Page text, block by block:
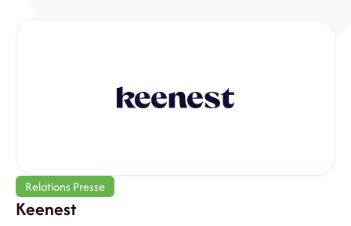
Relations Presse
Keenest